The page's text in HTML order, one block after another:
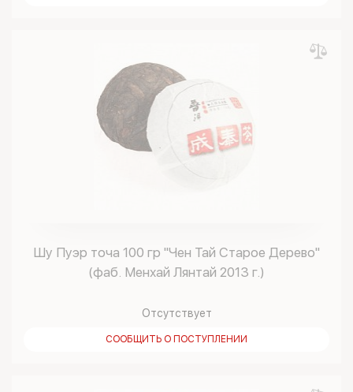
Шу Пуэр точа 100 гр "Чен Тай Старое Дерево"
(фаб. Менхай Лянтай 2013 г.)
Отсутствует
СООБЩИТЬ О ПОСТУПЛЕНИИ